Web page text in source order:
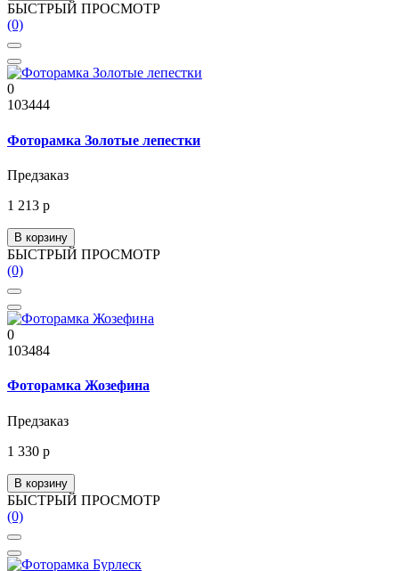
БЫСТРЫЙ ПРОСМОТР
(0)
0
103444
Фоторамка Золотые лепестки
Предзаказ
1 213 р
В корзину
БЫСТРЫЙ ПРОСМОТР
(0)
0
103484
Фоторамка Жозефина
Предзаказ
1 330 р
В корзину
БЫСТРЫЙ ПРОСМОТР
(0)